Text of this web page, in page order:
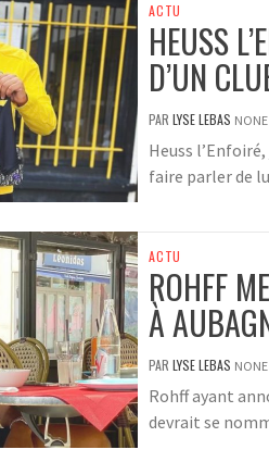
ACTU
HEUSS
D’UN
PAR LYSE LEBAS NONE
Heuss
faire parler de
ACTU
ROHFF
À
PAR LYSE LEBAS NONE
Rohff ayant
devrait se